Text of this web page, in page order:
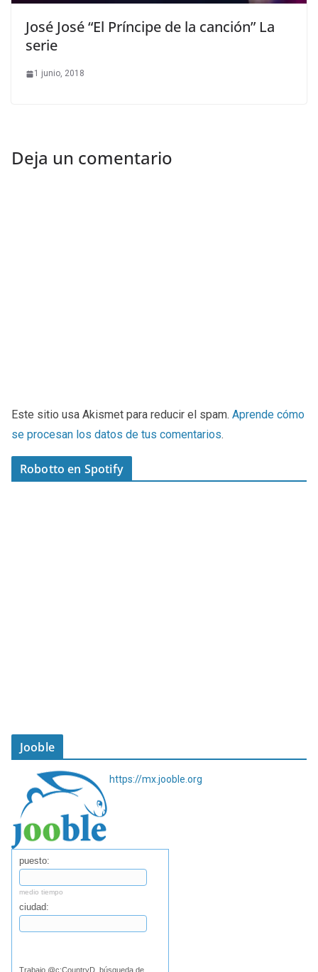
José José “El Príncipe de la canción” La
serie
1 junio, 2018
Deja un comentario
Este sitio usa Akismet para reducir el spam. Aprende cómo
se procesan los datos de tus comentarios.
Robotto en Spotify
Jooble
https://mx.jooble.org
puesto:
medio tiempo
ciudad:
Trabajo @c:CountryD, búsqueda de